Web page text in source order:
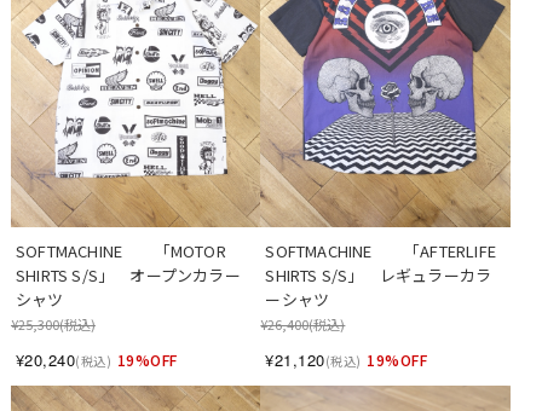
SOFTMACHINE　　「MOTOR
SHIRTS S/S」　オープンカラー
シャツ
¥25,300(税込)
¥20,240(税込) 19%OFF
SOFTMACHINE　　「AFTERLIFE
SHIRTS S/S」　レギュラーカラ
ーシャツ
¥26,400(税込)
¥21,120(税込) 19%OFF